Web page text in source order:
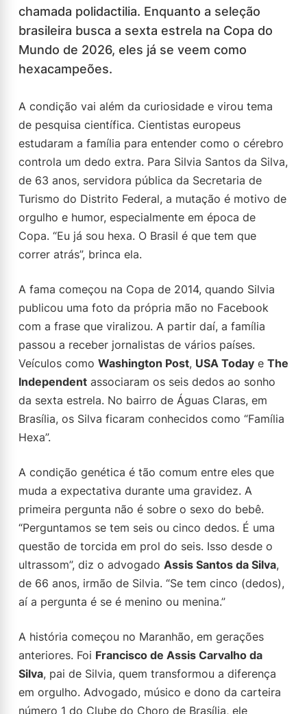
chamada polidactilia. Enquanto a seleção
brasileira busca a sexta estrela na Copa do
Mundo de 2026, eles já se veem como
hexacampeões.
A condição vai além da curiosidade e virou tema
de pesquisa científica. Cientistas europeus
estudaram a família para entender como o cérebro
controla um dedo extra. Para Silvia Santos da Silva,
de 63 anos, servidora pública da Secretaria de
Turismo do Distrito Federal, a mutação é motivo de
orgulho e humor, especialmente em época de
Copa. “Eu já sou hexa. O Brasil é que tem que
correr atrás”, brinca ela.
A fama começou na Copa de 2014, quando Silvia
publicou uma foto da própria mão no Facebook
com a frase que viralizou. A partir daí, a família
passou a receber jornalistas de vários países.
Veículos como Washington Post, USA Today e The
Independent associaram os seis dedos ao sonho
da sexta estrela. No bairro de Águas Claras, em
Brasília, os Silva ficaram conhecidos como “Família
Hexa”.
A condição genética é tão comum entre eles que
muda a expectativa durante uma gravidez. A
primeira pergunta não é sobre o sexo do bebê.
“Perguntamos se tem seis ou cinco dedos. É uma
questão de torcida em prol do seis. Isso desde o
ultrassom”, diz o advogado Assis Santos da Silva,
de 66 anos, irmão de Silvia. “Se tem cinco (dedos),
aí a pergunta é se é menino ou menina.”
A história começou no Maranhão, em gerações
anteriores. Foi Francisco de Assis Carvalho da
Silva, pai de Silvia, quem transformou a diferença
em orgulho. Advogado, músico e dono da carteira
número 1 do Clube do Choro de Brasília, ele